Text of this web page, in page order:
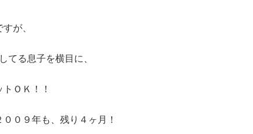
が、
てる息子を横目に、
ＯＫ！！
０９年も、残り４ヶ月！